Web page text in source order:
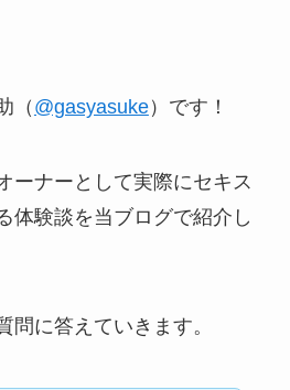
（ @gasyasuke）です！
ーナーとして実際にセキス
体験談を当ブログで紹介し
問に答えていきます。